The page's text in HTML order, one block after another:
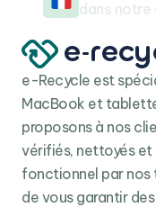
dans notre
e-Recycle est
MacBook et
proposons à nos
vérifiés, nettoyés
fonctionnel par
de vous garantir